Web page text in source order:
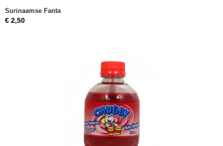
Surinaamse Fanta
€ 2,50